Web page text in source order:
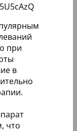
при
в
что